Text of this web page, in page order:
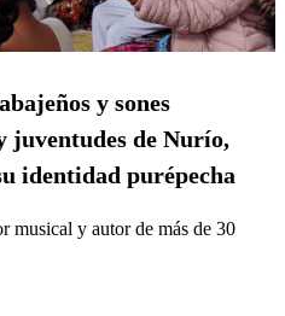
y sones
juventudes de Nurío,
identidad purépecha
musical y autor de más de 30